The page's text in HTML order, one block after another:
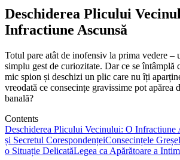
Deschiderea Plicului
Infractiune Ascunsă
Totul pare atât de inofensiv la prima vedere –
simplu gest de curiozitate. Dar ce se întâmplă
mic spion și deschizi un plic care nu îți
vreodată ce consecințe gravissime pot apărea
banală?
Contents
Deschiderea Plicului Vecinului: O Infractiune
și Secretul CorespondențeiConsecințele
o Situație DelicatăLegea ca Apărătoare a